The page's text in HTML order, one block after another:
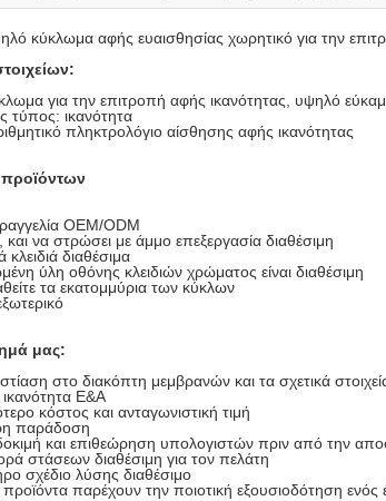
κύκλωμα αφής ευαισθησίας χωρητικό για την
για την επιτροπή αφής ικανότητας, υψηλό
τύπος: ικανότητα
πληκτρολόγιο αίσθησης αφής ικανότητας
OEM/ODM
και να στρώσει με άμμο επεξεργασία διαθέσιμη
κλειδιά διαθέσιμα
ύλη οθόνης κλειδιών χρώματος είναι διαθέσιμη
τα εκατομμύρια των κύκλων
μας:
στο διακόπτη μεμβρανών και τα σχετικά
Ε&Α
κόστος και ανταγωνιστική τιμή
παράδοση
και επιθεώρηση υπολογιστών πριν από την
στάσεων διαθέσιμη για τον πελάτη
σχέδιο λύσης διαθέσιμο
παρέχουν την ποιοτική εξουσιοδότηση ενός